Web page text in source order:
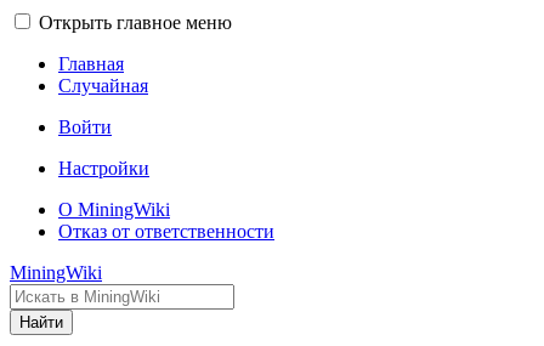
Открыть главное меню
Главная
Случайная
Войти
Настройки
О MiningWiki
Отказ от ответственности
MiningWiki
Найти